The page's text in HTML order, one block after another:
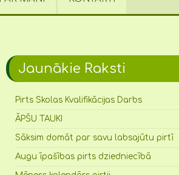
Jaunākie Raksti
Pirts Skolas Kvalifikācijas Darbs
ĀPŠU TAUKI
Sāksim domāt par savu labsajūtu pirtī
Augu īpašības pirts dziedniecībā